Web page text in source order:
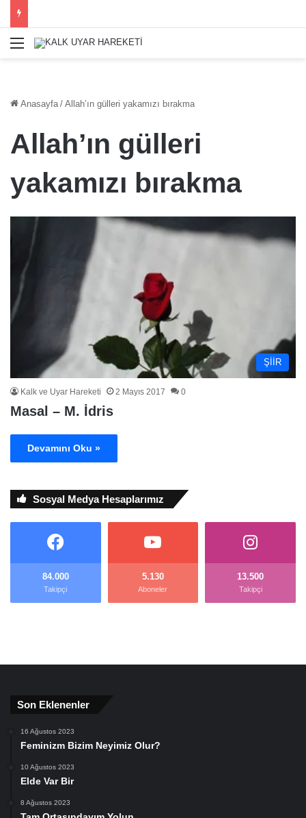
Menü
Anasayfa / Allah’ın gülleri yakamızı bırakma
Allah’ın gülleri
yakamızı bırakma
ŞİİR
Kalk ve Uyar Hareketi 2 Mayıs 2017 0
Masal – M. İdris
Devamını Oku »
Sosyal Medya Hesaplarımız
84.000
Takipçi
5.130
Aboneler
13.500
Takipçi
Son Eklenenler
16 Ağustos 2023
Feminizm Bizim Neyimiz Olur?
10 Ağustos 2023
Elde Var Bir
8 Ağustos 2023